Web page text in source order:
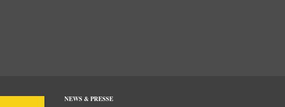
NEWS & PRESSE